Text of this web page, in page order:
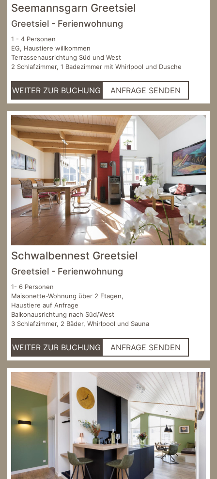
Seemannsgarn Greetsiel
Greetsiel - Ferienwohnung
1 - 4 Personen
EG, Haustiere willkommen
Terrassenausrichtung Süd und West
2 Schlafzimmer, 1 Badezimmer mit Whirlpool und Dusche
WEITER ZUR BUCHUNG ANFRAGE SENDEN
Schwalbennest Greetsiel
Greetsiel - Ferienwohnung
1- 6 Personen
Maisonette-Wohnung über 2 Etagen,
Haustiere auf Anfrage
Balkonausrichtung nach Süd/West
3 Schlafzimmer, 2 Bäder, Whirlpool und Sauna
WEITER ZUR BUCHUNG ANFRAGE SENDEN